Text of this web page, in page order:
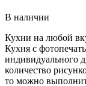
В наличии
Кухни на любой
Кухня с
индивидуального
количество
то можно